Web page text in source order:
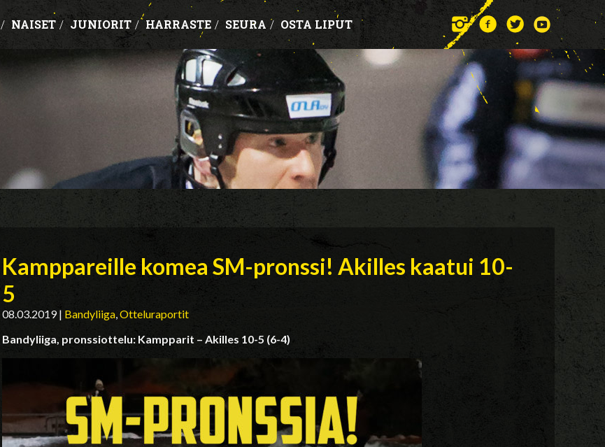
/ NAISET / JUNIORIT / HARRASTE / SEURA / OSTA LIPUT
Kamppareille komea SM-pronssi! Akilles kaatui 10-
5
08.03.2019| Bandyliiga,Otteluraportit
Bandyliiga, pronssiottelu: Kampparit – Akilles 10-5 (6-4)